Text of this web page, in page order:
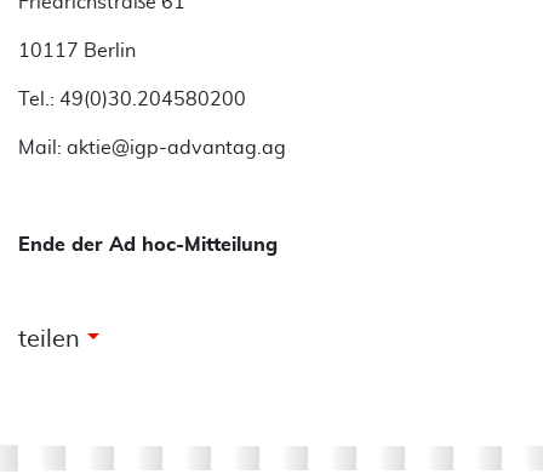
10117 Berlin
Tel.: 49(0)30.204580200
Mail: aktie@igp-advantag.ag
Ende der Ad hoc-Mitteilung
teilen arrow_drop_down